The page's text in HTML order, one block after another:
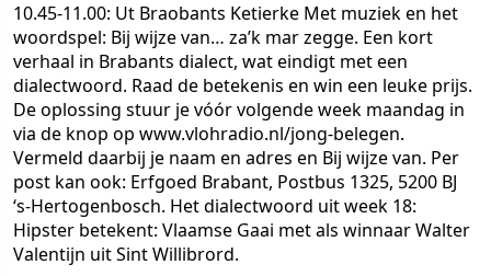
10.45-11.00: Ut Braobants Ketierke Met muziek en het
woordspel: Bij wijze van… za’k mar zegge. Een kort
verhaal in Brabants dialect, wat eindigt met een
dialectwoord. Raad de betekenis en win een leuke prijs.
De oplossing stuur je vóór volgende week maandag in
via de knop op www.vlohradio.nl/jong-belegen.
Vermeld daarbij je naam en adres en Bij wijze van. Per
post kan ook: Erfgoed Brabant, Postbus 1325, 5200 BJ
‘s-Hertogenbosch. Het dialectwoord uit week 18:
Hipster betekent: Vlaamse Gaai met als winnaar Walter
Valentijn uit Sint Willibrord.